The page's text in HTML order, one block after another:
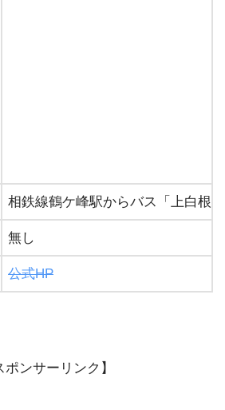
相鉄線鶴ケ峰駅からバス「上白根
無し
公式HP
ポンサーリンク】